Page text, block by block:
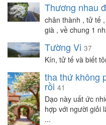
Thương nhau
chân thành , tử tế
già , về chung 1
Tường Vi 37
Kín, tử tế và biết
tha thứ không
rồi 41
Dạo này uất ức
hợp với người giỏi
...